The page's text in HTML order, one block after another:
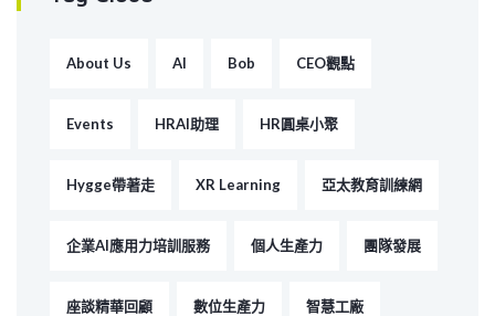
About Us AI Bob CEO觀點
Events HRAI助理 HR圓桌小聚
Hygge帶著走 XR Learning 亞太教育訓練網
企業AI應用力培訓服務 個人生產力 團隊發展
座談精華回顧 數位生產力 智慧工廠